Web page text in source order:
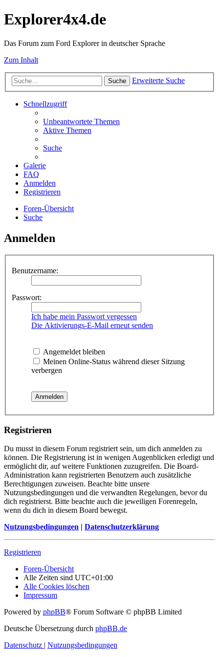
Explorer4x4.de
Das Forum zum Ford Explorer in deutscher Sprache
Zum Inhalt
Suche Erweiterte Suche
Schnellzugriff
Unbeantwortete Themen
Aktive Themen
Suche
Galerie
FAQ
Anmelden
Registrieren
Foren-Übersicht
Suche
Anmelden
Benutzername:
Passwort:
Ich habe mein Passwort vergessen
Die Aktivierungs-E-Mail erneut senden
Angemeldet bleiben
Meinen Online-Status während dieser Sitzung
verbergen
Registrieren
Du musst in diesem Forum registriert sein, um dich anmelden zu
können. Die Registrierung ist in wenigen Augenblicken erledigt und
ermöglicht dir, auf weitere Funktionen zuzugreifen. Die Board-
Administration kann registrierten Benutzern auch zusätzliche
Berechtigungen zuweisen. Beachte bitte unsere
Nutzungsbedingungen und die verwandten Regelungen, bevor du
dich registrierst. Bitte beachte auch die jeweiligen Forenregeln,
wenn du dich in diesem Board bewegst.
Nutzungsbedingungen | Datenschutzerklärung
Registrieren
Foren-Übersicht
Alle Zeiten sind UTC+01:00
Alle Cookies löschen
Impressum
Powered by phpBB® Forum Software © phpBB Limited
Deutsche Übersetzung durch phpBB.de
Datenschutz | Nutzungsbedingungen